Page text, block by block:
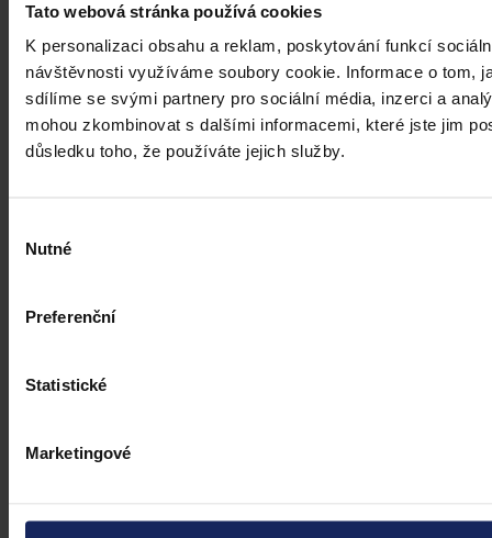
Tato webová stránka používá cookies
K personalizaci obsahu a reklam, poskytování funkcí
návštěvnosti využíváme soubory cookie. Informace o tom,
sdílíme se svými partnery pro sociální média, inzerci a
mohou zkombinovat s dalšími informacemi, které jste jim
důsledku toho, že používáte jejich služby.
souhlasu
Nutné
Preferenční
Statistické
Marketingové
profesionálové a zástupci právnických profesí, ale všichni, kteří